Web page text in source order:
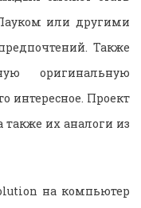
или другими
Также
оригинальную
интересное. Проект
их аналоги из
на компьютер